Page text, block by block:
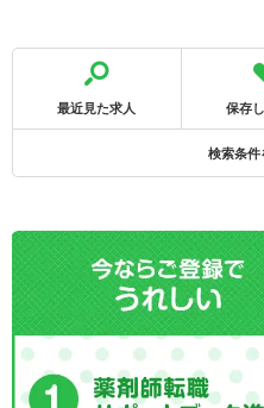
最近見た求人 保存
検索条件